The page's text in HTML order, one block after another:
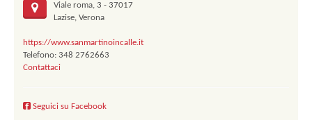
Viale roma, 3 - 37017
Lazise, Verona
https://www.sanmartinoincalle.it
Telefono: 348 2762663
Contattaci
Seguici su Facebook